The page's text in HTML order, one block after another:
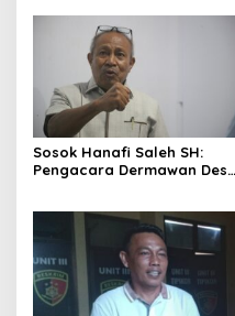
Sosok Hanafi Saleh SH:
Pengacara Dermawan Desa